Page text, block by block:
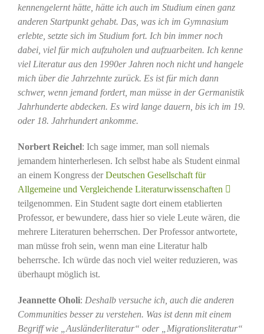
kennengelernt hätte, hätte ich auch im Studium einen ganz
anderen Startpunkt gehabt. Das, was ich im Gymnasium
erlebte, setzte sich im Studium fort. Ich bin immer noch
dabei, viel für mich aufzuholen und aufzuarbeiten. Ich kenne
viel Literatur aus den 1990er Jahren noch nicht und hangele
mich über die Jahrzehnte zurück. Es ist für mich dann
schwer, wenn jemand fordert, man müsse in der Germanistik
Jahrhunderte abdecken. Es wird lange dauern, bis ich im 19.
oder 18. Jahrhundert ankomme.
Norbert Reichel: Ich sage immer, man soll niemals
jemandem hinterherlesen. Ich selbst habe als Student einmal
an einem Kongress derDeutschen Gesellschaft für
Allgemeine und Vergleichende Literaturwissenschaften
teilgenommen. Ein Student sagte dort einem etablierten
Professor, er bewundere, dass hier so viele Leute wären, die
mehrere Literaturen beherrschen. Der Professor antwortete,
man müsse froh sein, wenn man eine Literatur halb
beherrsche. Ich würde das noch viel weiter reduzieren, was
überhaupt möglich ist.
Jeannette Oholi: Deshalb versuche ich, auch die anderen
Communities besser zu verstehen. Was ist denn mit einem
Begriff wie „Ausländerliteratur“ oder „Migrationsliteratur“